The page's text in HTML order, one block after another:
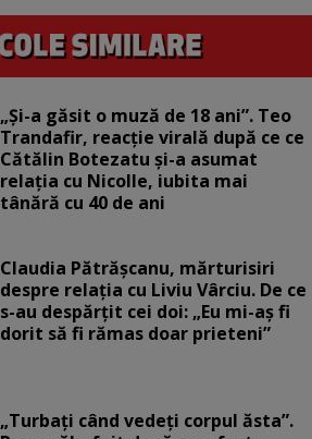
„Și-a găsit o muză de 18 ani”. Teo
Trandafir, reacție virală după ce ce
Cătălin Botezatu și-a asumat
relația cu Nicolle, iubita mai
tânără cu 40 de ani
Claudia Pătrășcanu, mărturisiri
despre relația cu Liviu Vârciu. De ce
s-au despărțit cei doi: „Eu mi-aș fi
dorit să fi rămas doar prieteni”
„Turbați când vedeți corpul ăsta”.